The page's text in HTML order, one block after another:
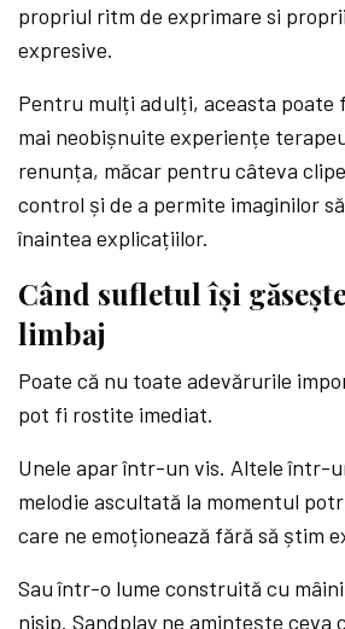
propriul ritm de exprimare si
expresive.
Pentru mulți adulți, aceasta poate
mai neobișnuite experiențe
renunța, măcar pentru câteva
control și de a permite imaginilor
înaintea explicațiilor.
Când sufletul își
limbaj
Poate că nu toate adevărurile
pot fi rostite imediat.
Unele apar într-un vis. Altele într-
melodie ascultată la momentul
care ne emoționează fără să știm
Sau într-o lume construită cu
nisip. Sandplay ne amintește ceva